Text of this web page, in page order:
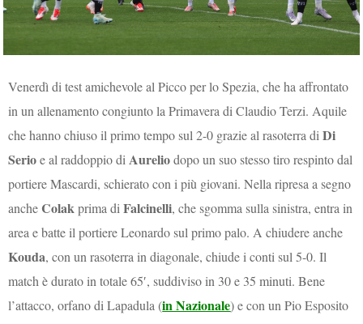
Venerdì di test amichevole al Picco per lo Spezia, che ha affrontato
in un allenamento congiunto la Primavera di Claudio Terzi. Aquile
che hanno chiuso il primo tempo sul 2-0 grazie al rasoterra diDi
Serioe al raddoppio di Aureliodopo un suo stesso tiro respinto dal
portiere Mascardi, schierato con i più giovani. Nella ripresa a segno
ancheColak prima diFalcinelli, che sgomma sulla sinistra, entra in
area e batte il portiere Leonardo sul primo palo. A chiudere anche
Kouda, con un rasoterra in diagonale, chiude i conti sul 5-0.Il
match è durato in totale 65′, suddiviso in 30 e 35 minuti. Bene
l’attacco, orfano di Lapadula (in Nazionale) e con un Pio Esposito